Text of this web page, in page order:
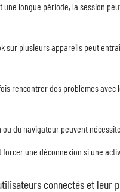
une longue période, la session
sur plusieurs appareils peut
rencontrer des problèmes
du navigateur peuvent
forcer une déconnexion si une
connectés et